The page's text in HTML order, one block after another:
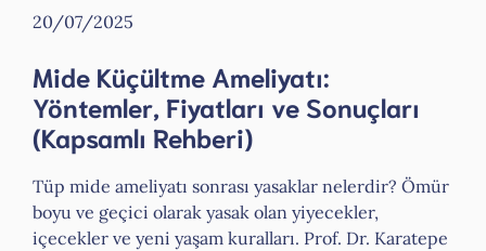
20/07/2025
Mide Küçültme Ameliyatı:
Yöntemler, Fiyatları ve Sonuçları
(Kapsamlı Rehberi)
Tüp mide ameliyatı sonrası yasaklar nelerdir? Ömür
boyu ve geçici olarak yasak olan yiyecekler,
içecekler ve yeni yaşam kuralları. Prof. Dr. Karatepe